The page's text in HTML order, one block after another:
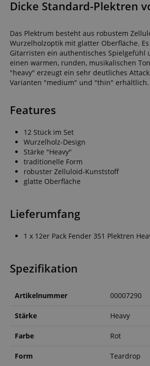
Dicke Standard-Plektren
Das Plektrum besteht aus robustem
Wurzelholzoptik mit glatter Oberfläche.
Gitarristen ein authentisches
einen warmen, runden, musikalischen
"heavy" erzeugt ein sehr deutliches
Varianten "medium" und "thin" erhältlich.
Features
12 Stück im Set
Wurzelholz-Design
Stärke "Heavy"
traditionelle Form
robuster Zelluloid-Kunststoff
glatte Oberfläche
Lieferumfang
1 x 12er Pack Fender 351 Plektren
Spezifikation
Artikelnummer 00007290
Stärke Heavy
Farbe Rot
Form Teardrop